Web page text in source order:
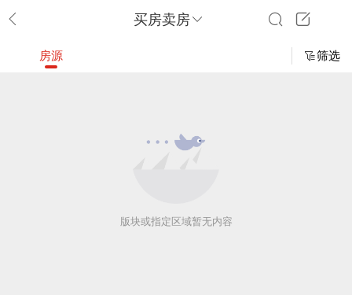
买房卖房
房源 筛选
版块或指定区域暂无内容